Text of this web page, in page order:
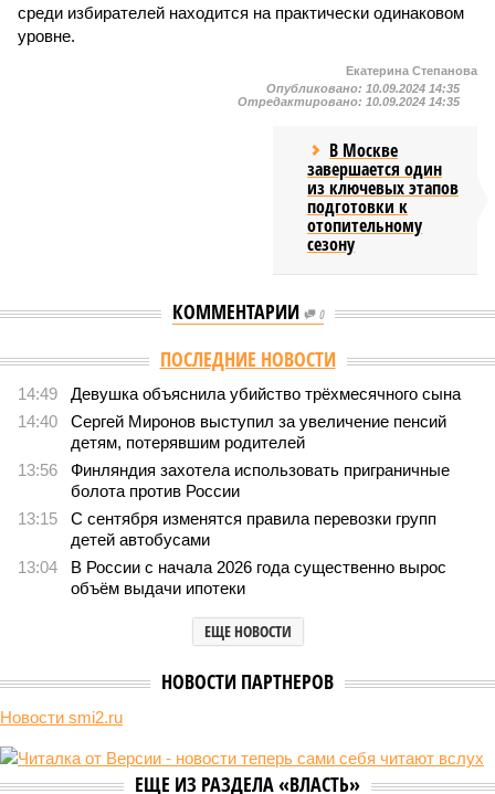
среди избирателей находится на практически одинаковом
уровне.
Екатерина Степанова
Опубликовано: 10.09.2024 14:35
Отредактировано: 10.09.2024 14:35
В Москве
завершается один
из ключевых этапов
подготовки к
отопительному
сезону
КОММЕНТАРИИ 0
Версия //Общество //
Земля уже не раз показывала человечеству свой
крутой нрав – когда покажет снова?
Земля уже не раз показывала человечеству свой крутой
нрав – когда покажет снова?
615
Последние времена